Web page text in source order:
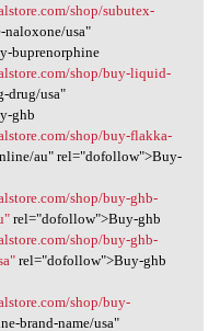
shop/subutex-
usa"
buprenorphine
shop/buy-liquid-
drug/usa"
ghb
shop/buy-flakka-
au" rel="dofollow">Buy-
shop/buy-ghb-
rel="dofollow">Buy-ghb
shop/buy-ghb-
rel="dofollow">Buy-ghb
shop/buy-
brand-name/usa"